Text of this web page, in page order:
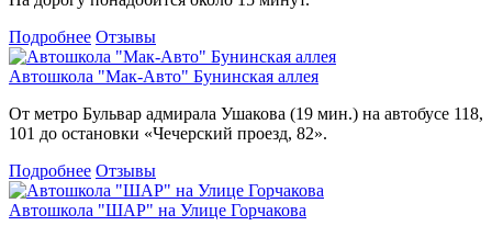
Подробнее Отзывы
Автошкола "Мак-Авто" Бунинская аллея
От метро Бульвар адмирала Ушакова (19 мин.) на автобусе 118,
101 до остановки «Чечерский проезд, 82».
Подробнее Отзывы
Автошкола "ШАР" на Улице Горчакова